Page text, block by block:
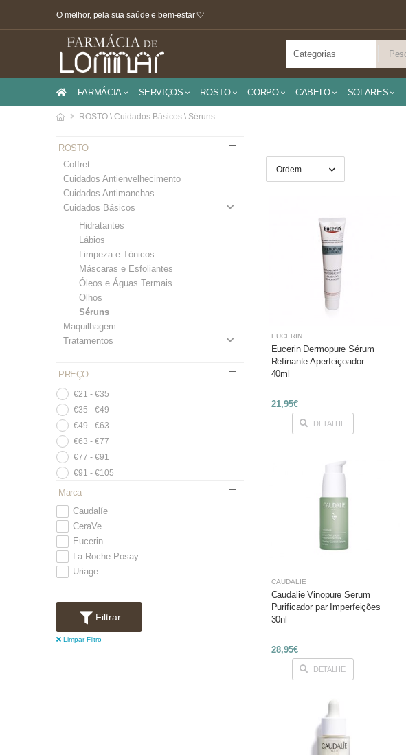
O melhor, pela sua saúde e bem-estar 🤍
FARMÁCIA SERVIÇOS ROSTO CORPO CABELO SOLARES
ROSTO \ Cuidados Básicos \ Séruns
ROSTO
Coffret
Cuidados Antienvelhecimento
Cuidados Antimanchas
Cuidados Básicos
Hidratantes
Lábios
Limpeza e Tónicos
Máscaras e Esfoliantes
Óleos e Águas Termais
Olhos
Séruns
Maquilhagem
Tratamentos
PREÇO
€21 - €35
€35 - €49
€49 - €63
€63 - €77
€77 - €91
€91 - €105
Marca
Caudalíe
CeraVe
Eucerin
La Roche Posay
Uriage
Filtrar
Limpar Filtro
EUCERIN
Eucerin Dermopure Sérum
Refinante Aperfeiçoador
40ml
21,95€
DETALHE
CAUDALÍE
Caudalie Vinopure Serum
Purificador par Imperfeições
30nl
28,95€
DETALHE